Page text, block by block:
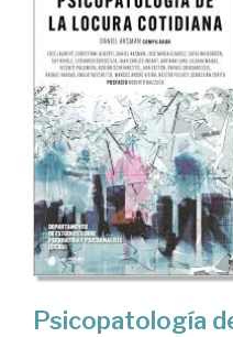
Psicopatología